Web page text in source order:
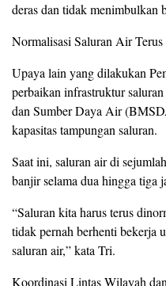
deras dan tidak menimbulkan
Normalisasi Saluran Air
Upaya lain yang dilakukan
perbaikan infrastruktur
dan Sumber Daya Air
kapasitas tampungan saluran.
Saat ini, saluran air di
banjir selama dua hingga tiga
“Saluran kita harus terus
tidak pernah berhenti bekerja
saluran air,” kata Tri.
Koordinasi Lintas Wilayah